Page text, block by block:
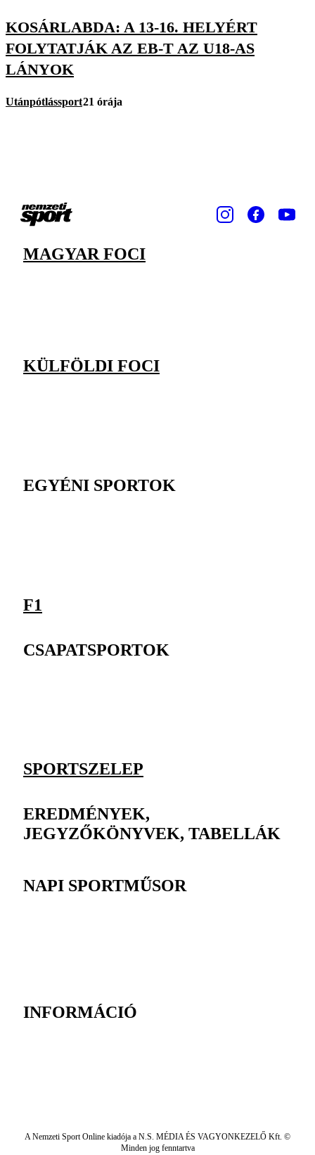
KOSÁRLABDA: A 13-16. HELYÉRT
FOLYTATJÁK AZ EB-T AZ U18-AS
LÁNYOK
Utánpótlássport21 órája
MAGYAR FOCI
KÜLFÖLDI FOCI
EGYÉNI SPORTOK
F1
CSAPATSPORTOK
SPORTSZELEP
EREDMÉNYEK,
JEGYZŐKÖNYVEK, TABELLÁK
NAPI SPORTMŰSOR
INFORMÁCIÓ
A Nemzeti Sport Online kiadója a N.S. MÉDIA ÉS VAGYONKEZELŐ Kft. ©
Minden jog fenntartva